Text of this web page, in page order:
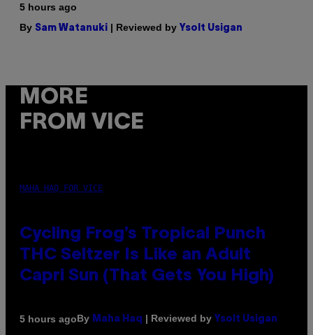
5 hours ago
By Sam Watanuki | Reviewed by Ysolt Usigan
MORE
FROM VICE
MAHA HAQ FOR VICE
Cycling Frog’s Tropical Punch
THC Seltzer Is Like an Adult
Capri Sun (That Gets You High)
5 hours agoBy Maha Haq | Reviewed by Ysolt Usigan